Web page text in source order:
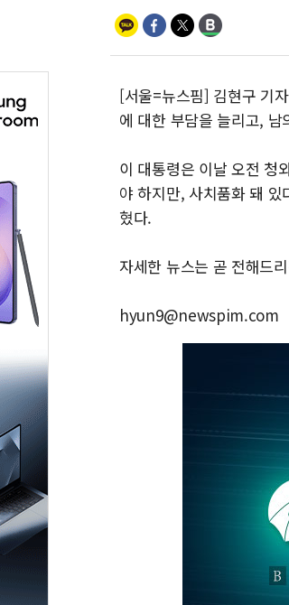
[서울=뉴스핌] 김현구 기
에 대한 부담을 늘리고,
이 대통령은 이날 오전 청
야 하지만, 사치품화 돼
혔다.
자세한 뉴스는 곧 전해드
hyun9@newspim.com